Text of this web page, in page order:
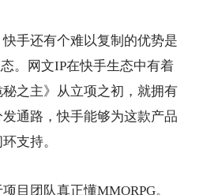
手还有个难以复制的优势是
。网文IP在快手生态中有着
之主》从立项之初，就拥有
通路，快手能够为这款产品
支持。
目团队真正懂MMORPG。